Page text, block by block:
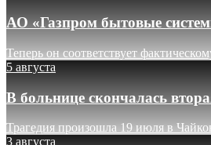
АО «Газпром бытовые
Теперь он соответствует
5 августа
В больнице скончалась
Трагедия произошла 19 июля в
3 августа